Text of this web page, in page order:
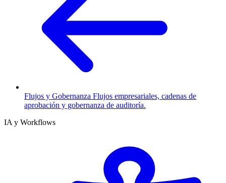
Flujos y Gobernanza Flujos empresariales, cadenas de
aprobación y gobernanza de auditoría.
IA y Workflows